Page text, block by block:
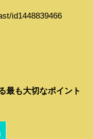
id1448839466
最も大切なポイント